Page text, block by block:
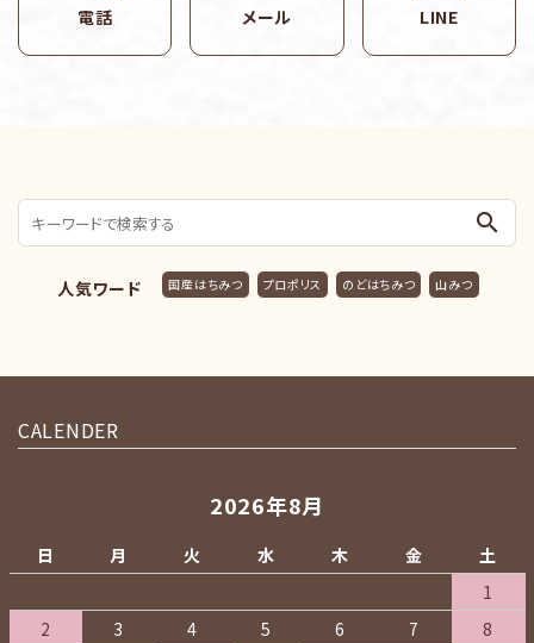
電話 メール LINE
search
人気ワード 国産はちみつ プロポリス のどはちみつ 山みつ
CALENDER
2026年8月
日 月 火 水 木 金
土
1
2
3 4 5 6 7
8